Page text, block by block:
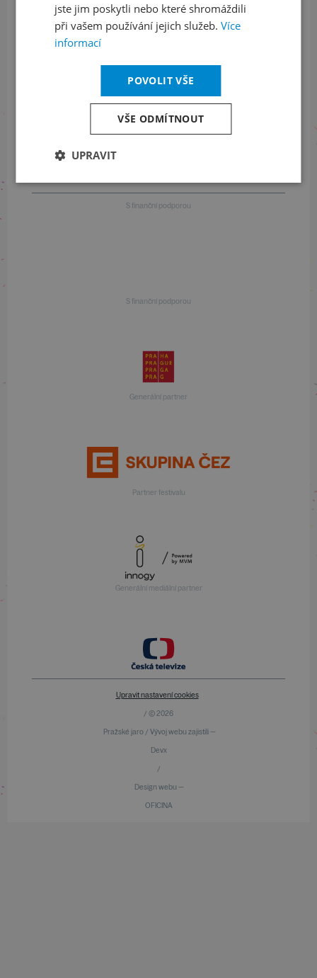
Informace o stavu objednávek
Informace o programu
+420 257 310 414
S finanční podporou
S finanční podporou
Generální partner
Partner festivalu
Generální mediální partner
Upravit nastavení cookies
/ © 2026
Pražské jaro / Vývoj webu zajistili —
Devx
/
Design webu —
OFICINA
jste jim poskytli nebo které shromáždili
při vašem používání jejich služeb. Více
informací
POVOLIT VŠE
VŠE ODMÍTNOUT
UPRAVIT